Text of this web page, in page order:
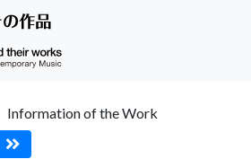
Information of the Work